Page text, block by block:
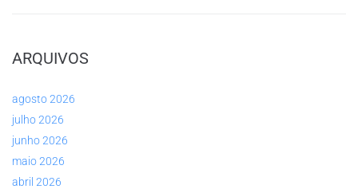
ARQUIVOS
agosto 2026
julho 2026
junho 2026
maio 2026
abril 2026